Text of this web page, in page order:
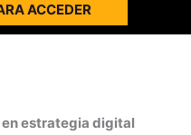
ACCEDER
estrategia digital